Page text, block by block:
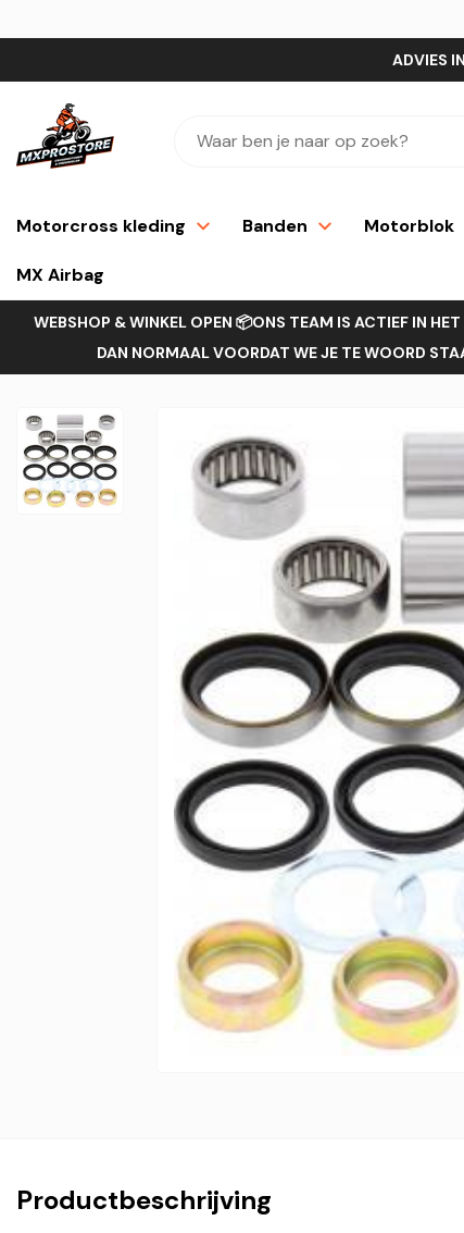
ADVIES
Motorcross kleding Banden Motorblok
MX Airbag
WEBSHOP & WINKEL OPEN 📦ONS TEAM IS ACTIEF IN
DAN NORMAAL VOORDAT WE JE TE WOORD
Productbeschrijving